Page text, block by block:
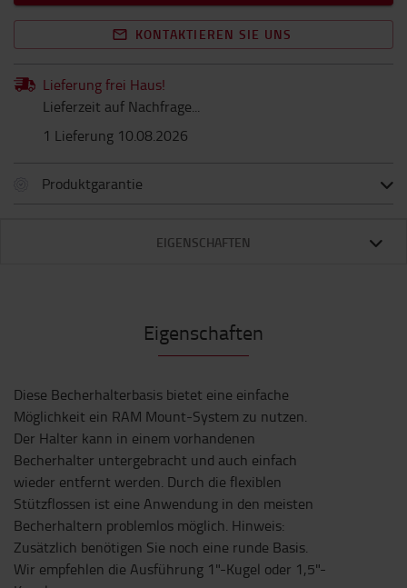
KONTAKTIEREN SIE UNS
Lieferung frei Haus!
Lieferzeit auf Nachfrage...
1 Lieferung 10.08.2026
Produktgarantie
EIGENSCHAFTEN
Eigenschaften
Diese Becherhalterbasis bietet eine einfache
Möglichkeit ein RAM Mount-System zu nutzen.
Der Halter kann in einem vorhandenen
Becherhalter untergebracht und auch einfach
wieder entfernt werden. Durch die flexiblen
Stützflossen ist eine Anwendung in den meisten
Becherhaltern problemlos möglich. Hinweis:
Zusätzlich benötigen Sie noch eine runde Basis.
Wir empfehlen die Ausführung 1"-Kugel oder 1,5"-